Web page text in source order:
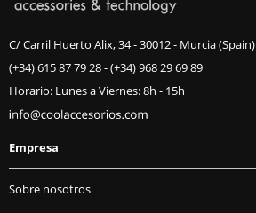
C/ Carril Huerto Alix, 34 - 30012 - Murcia (Spain)
(+34) 615 87 79 28-(+34) 968 29 69 89
Horario: Lunes a Viernes: 8h - 15h
Empresa
Sobre nosotros